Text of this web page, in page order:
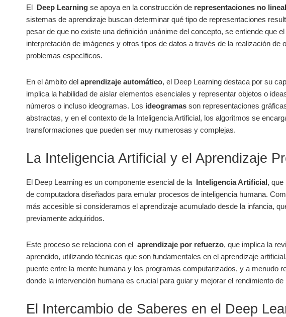
El ⁢ Deep Learning se apoya en ⁤la construcción de representaciones no
sistemas de aprendizaje buscan determinar qué tipo ​de ⁣representaciones
pesar⁤ de‍ que no existe una definición unánime del​ concepto, se entiende que
interpretación de imágenes y⁢ otros tipos‌ de datos a ​través de la‍ realización⁢ de
problemas específicos.
En el ámbito⁤ del aprendizaje automático, ⁣el Deep Learning destaca por su
implica la ⁤habilidad de aislar elementos esenciales y ​representar objetos o⁢
números o incluso ideogramas.⁢ Los ideogramas son ‍representaciones
abstractas, y ⁣en el contexto de la Inteligencia Artificial, ⁤los algoritmos se
‍transformaciones que ‍pueden⁢ ser muy numerosas y complejas.
La ‍Inteligencia Artificial ​y el Aprendizaje
El Deep Learning es un componente esencial de la ​ Inteligencia Artificial, que
⁣de computadora diseñados para emular procesos de inteligencia humana.
más accesible⁢ si consideramos⁤ el aprendizaje acumulado desde la infancia,
previamente adquiridos.
Este proceso⁣ se relaciona con el ⁢ aprendizaje por⁣ refuerzo, ‌que implica la
aprendido, ⁤utilizando técnicas que son fundamentales⁤ en ​el‍ aprendizaje
puente entre la mente humana y los programas⁤ computarizados, y a menudo⁢
donde ⁣la intervención⁢ humana es⁤ crucial para guiar y mejorar el rendimiento de
El Intercambio de Saberes en el ⁢Deep